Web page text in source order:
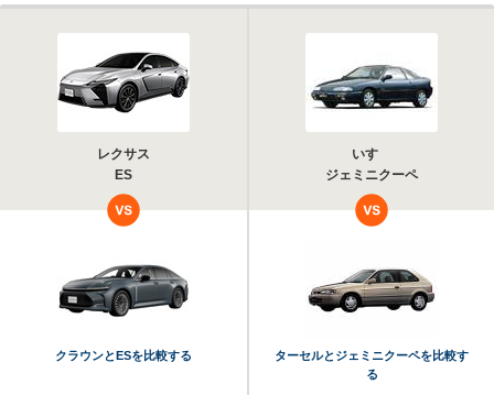
レクサス
ES
いすゞ
ジェミニクーペ
クラウンとESを比較する
ターセルとジェミニクーペを比較す
る